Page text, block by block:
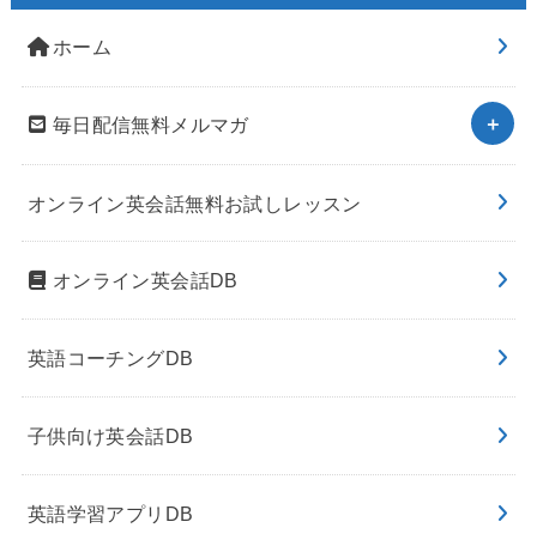
ホーム
毎日配信無料メルマガ
オンライン英会話無料お試しレッスン
オンライン英会話DB
英語コーチングDB
子供向け英会話DB
英語学習アプリDB